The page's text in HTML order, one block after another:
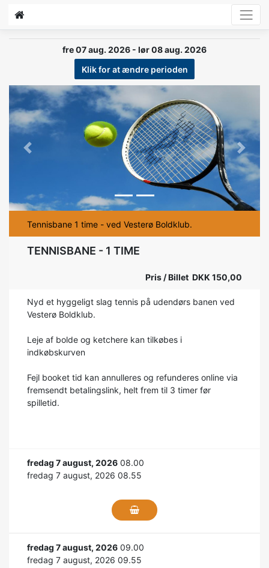
fre 07 aug. 2026 - lør 08 aug. 2026
Klik for at ændre perioden
Previous Next
Tennisbane 1 time - ved Vesterø Boldklub.
TENNISBANE - 1 TIME
Pris / Billet DKK 150,00
Nyd et hyggeligt slag tennis på udendørs banen ved
Vesterø Boldklub.
Leje af bolde og ketchere kan tilkøbes i
indkøbskurven
Fejl booket tid kan annulleres og refunderes online via
fremsendt betalingslink, helt frem til 3 timer før
spilletid.
fredag 7 august, 2026 08.00
fredag 7 august, 2026 08.55
fredag 7 august, 2026 09.00
fredag 7 august, 2026 09.55